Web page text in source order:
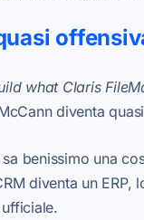
what Claris
diventa
benissimo una
diventa un